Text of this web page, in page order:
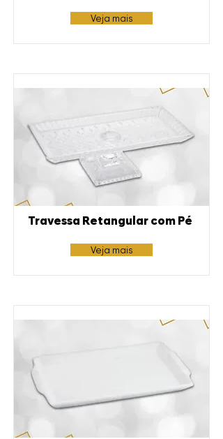
Veja mais
Travessa Retangular com Pé
Veja mais